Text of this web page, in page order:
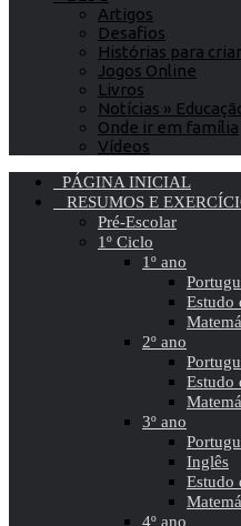
Artigos
Desafios
Histórias para
Jogos Online
Livros
Notícias »
Onde ir em família
Vídeos
PÁGINA INICIAL
RESUMOS E
Pré-Escolar
1º Ciclo
1º ano
Estudo
2º ano
Estudo
3º ano
Inglês
Estudo
4º ano